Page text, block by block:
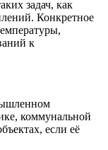
задач, как
Конкретное
к
коммунальной
если её